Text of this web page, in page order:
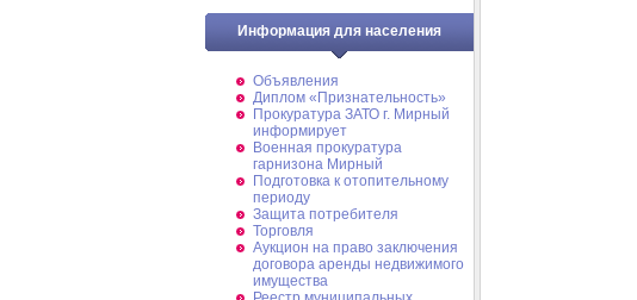
Информация для населения
Объявления
Диплом «Признательность»
Прокуратура ЗАТО г. Мирный
информирует
Военная прокуратура
гарнизона Мирный
Подготовка к отопительному
периоду
Защита потребителя
Торговля
Аукцион на право заключения
договора аренды недвижимого
имущества